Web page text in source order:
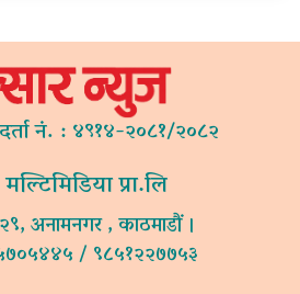
नं. : ४९१४-२०८१/२०८२
प्रा.लि
अनामनगर , काठमाडौं ।
/ ९८५१२२७७५३